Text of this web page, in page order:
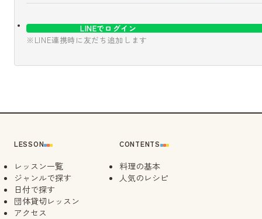
LINEでログイン
※LINE連携時に友だち追加します
LESSON
レッスン一覧
ジャンルで探す
日付で探す
団体貸切レッスン
アクセス
CONTENTS
料理の基本
人気のレシピ